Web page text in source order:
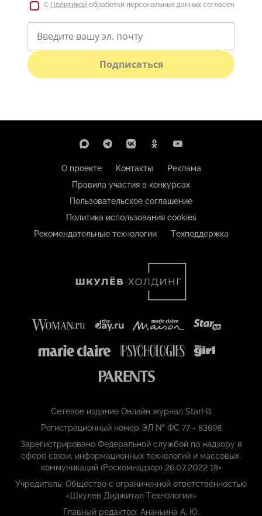
С Политикой обработки персональных данных согласен
Подписаться
О проекте Контакты
Реклама
Правила участия в конкурсах
Пользовательское соглашение
Политика использования cookies
Рекомендательные технологии
Техподдержка
Сетевое издание Онлайн журнал StarHit
Регистрационный номер ЭЛ № ФС 77 - 83698
Зарегистрировано Федеральной службой по надзору в
сфере связи, информационных технологий и массовых,
коммуникаций (Роскомнадзор) 26.07.2022 18+
Учредитель: Общество с ограниченной ответственностью
«Шкулёв Диджитал Технологии»
Главный редактор: Ананьина А. Ю.